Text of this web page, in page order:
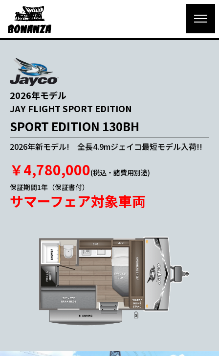
2026年モデル
JAY FLIGHT SPORT EDITION
SPORT EDITION 130BH
2026年新モデル! 全長4.9mジェイコ最短モデル入荷!!
￥4,780,000(税込・諸費用別途)
保証期間1年（保証書付）
サマーフェア対象車両